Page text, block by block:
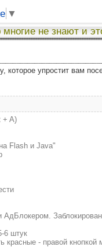
▼
не знают и
которое упростит вам
+ A)
Flash и Java"
АдБлокером.
6 штук
красные - правой